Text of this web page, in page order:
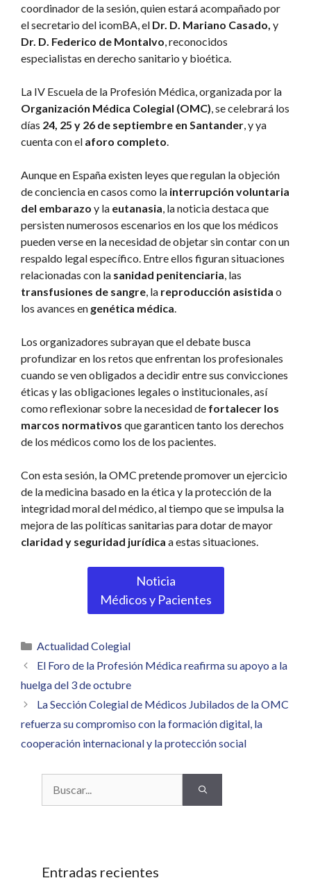
coordinador de la sesión, quien estará acompañado por
el secretario del icomBA, el Dr. D. Mariano Casado, y
Dr. D. Federico de Montalvo , reconocidos
especialistas en derecho sanitario y bioética.
La IV Escuela de la Profesión Médica, organizada por la
Organización Médica Colegial (OMC) , se celebrará los
días 24, 25 y 26 de septiembre en Santander , y ya
cuenta con el aforo completo
Aunque en España existen leyes que regulan la objeción
de conciencia en casos como la interrupción voluntaria
del embarazo y la eutanasia , la noticia destaca que
persisten numerosos escenarios en los que los médicos
pueden verse en la necesidad de objetar sin contar con un
respaldo legal específico. Entre ellos figuran situaciones
relacionadas con la sanidad penitenciaria , las
transfusiones de sangre , la reproducción asistida o
los avances en genética médica
Los organizadores subrayan que el debate busca
profundizar en los retos que enfrentan los profesionales
cuando se ven obligados a decidir entre sus convicciones
éticas y las obligaciones legales o institucionales, así
como reflexionar sobre la necesidad de fortalecer los
marcos normativos que garanticen tanto los derechos
de los médicos como los de los pacientes.
Con esta sesión, la OMC pretende promover un ejercicio
de la medicina basado en la ética y la protección de la
integridad moral del médico, al tiempo que se impulsa la
mejora de las políticas sanitarias para dotar de mayor
claridad y seguridad jurídica a estas situaciones.
Noticia
Médicos y Pacientes
Categorías
Actualidad Colegial
El Foro de la Profesión Médica reafirma su apoyo a la
huelga del 3 de octubre
La Sección Colegial de Médicos Jubilados de la OMC
refuerza su compromiso con la formación digital, la
cooperación internacional y la protección social
Entradas recientes